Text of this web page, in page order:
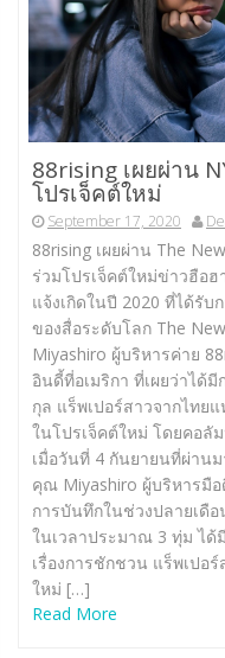
88rising เผยผ่าน
โปรเจ็คต์ใหม่
September 17, 2020
88rising เผยผ่าน The
ร่วมโปรเจ็คต์ใหม่ข่าวฮือ
แจ้งเกิดในปี 2020 ที่ได้รับ
ของสื่อระดับโลก The
Miyashiro ผู้บริหารค่าย
อินดี้ที่อเมริกา ที่เผยว่าได้
กุล แร็พเปอร์สาวจากไทย
ในโปรเจ็คต์ใหม่ โดยคอลั
เมื่อวันที่ 4 กันยายนที่ผ่าน
คุณ Miyashiro ผู้บริหารมือ
การบันทึกในช่วงปลายเดื
ในเวลาประมาณ 3 ทุ่ม ได้
เรื่องการชักชวน แร็พเปอ
ใหม่ […]
Read More